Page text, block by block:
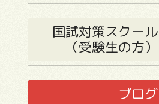
国試対策スクール
（受験生の方）
ブログ